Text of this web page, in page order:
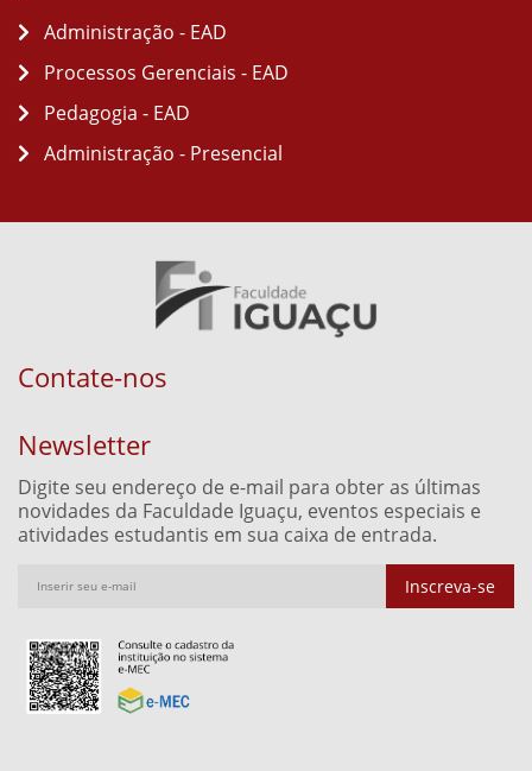
Administração - EAD
Processos Gerenciais - EAD
Pedagogia - EAD
Administração - Presencial
Contate-nos
Newsletter
Digite seu endereço de e-mail para obter as últimas
novidades da Faculdade Iguaçu, eventos especiais e
atividades estudantis em sua caixa de entrada.
Inscreva-se